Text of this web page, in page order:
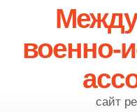
военно-
сайт